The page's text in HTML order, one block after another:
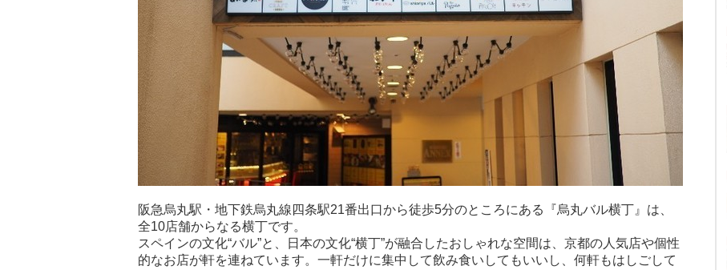
阪急烏丸駅・地下鉄烏丸線四条駅21番出口から徒歩5分のところにある『烏丸バル横丁』は、
全10店舗からなる横丁です。
スペインの文化“バル”と、日本の文化“横丁”が融合したおしゃれな空間は、京都の人気店や個性
的なお店が軒を連ねています。一軒だけに集中して飲み食いしてもいいし、何軒もはしごして